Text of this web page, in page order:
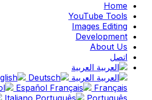
Home
YouTube Tools
Images Editing
Development
About Us
اتصل
العربية
العربية
Español
Français
Italiano
Português